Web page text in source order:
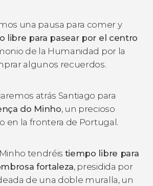
una pausa para comer y
libre para pasear por el centro
de la Humanidad por la
algunos recuerdos.
atrás Santiago para
do Minho, un precioso
en la frontera de Portugal.
tendréis tiempo libre para
fortaleza, presidida por
de una doble muralla, un